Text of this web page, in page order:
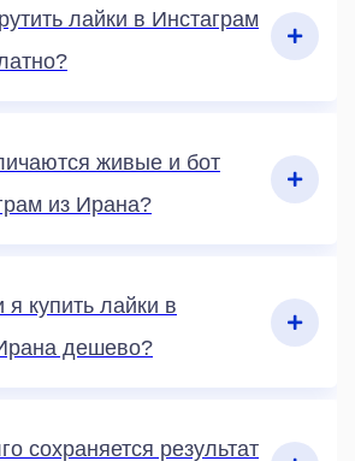
лайки в Инстаграм
живые и бот
из Ирана?
я купить лайки в
дешево?
сохраняется результат